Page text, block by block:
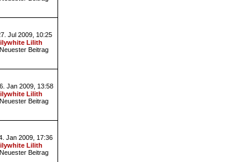
Jul 2009, 10:25
Lilith
Jan 2009, 13:58
Lilith
Jan 2009, 17:36
Lilith